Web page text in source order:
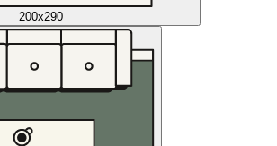
200x290